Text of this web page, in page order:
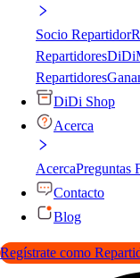
Socio Repartidor
Repartidores
Repartidores
DiDi Shop
Acerca
AcercaPreguntas
Contacto
Blog
Regístrate como